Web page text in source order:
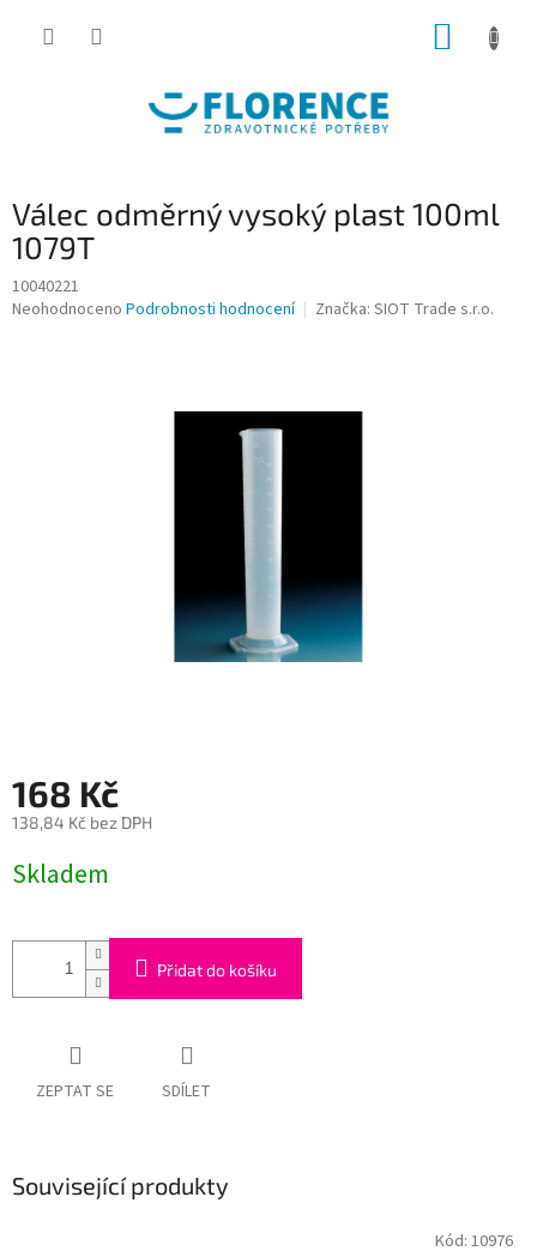
Válec odměrný vysoký plast 100ml
1079T
10040221
Průměrné
Neohodnoceno Podrobnosti hodnocení Značka: SIOT Trade s.r.o.
168 Kč
138,84 Kč bez DPH
cena:
Skladem
Přidat do košíku
ZEPTAT SE SDÍLET
Související produkty
Kód: 10976